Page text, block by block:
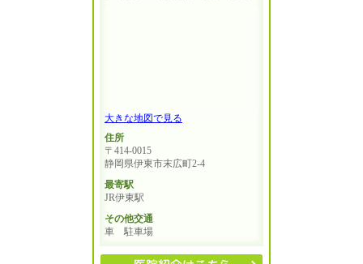
大きな地図で見る
住所
〒414-0015
静岡県伊東市末広町2-4
最寄駅
JR伊東駅
その他交通
車 駐車場